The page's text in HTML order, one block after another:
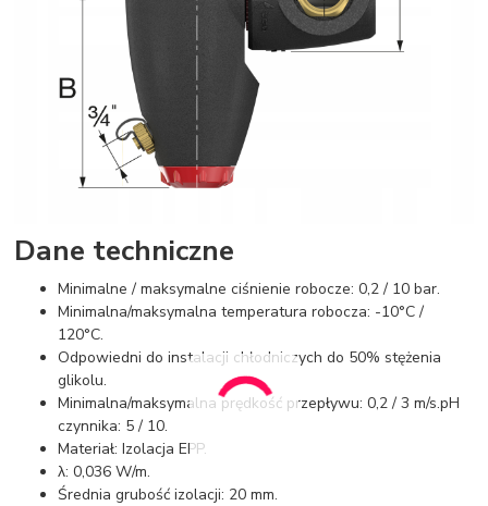
Dane techniczne
Minimalne / maksymalne ciśnienie robocze: 0,2 / 10 bar.
Minimalna/maksymalna temperatura robocza: -10°C /
120°C.
Odpowiedni do instalacji chłodniczych do 50% stężenia
glikolu.
Minimalna/maksymalna prędkość przepływu: 0,2 / 3 m/s.pH
czynnika: 5 / 10.
Materiał: Izolacja EPP.
λ: 0,036 W/m.
Średnia grubość izolacji: 20 mm.